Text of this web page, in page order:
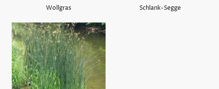
Wollgras Schlank-Segge